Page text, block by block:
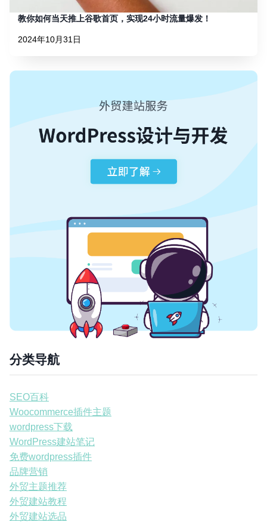
教你如何当天推上谷歌首页，实现24小时流量爆发！
2024年10月31日
分类导航
SEO百科
Woocommerce插件主题
wordpress下载
WordPress建站笔记
免费wordpress插件
品牌营销
外贸主题推荐
外贸建站教程
外贸建站选品